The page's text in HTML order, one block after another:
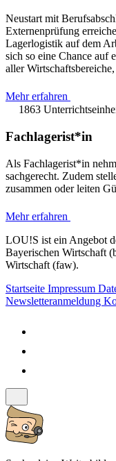
Neustart mit
Externenprüfung
Lagerlogistik auf dem
sich so eine Chance auf
aller
Mehr erfahren
1863
Fachlagerist*in
Als Fachlagerist*in
sachgerecht. Zudem
zusammen oder leiten
Mehr erfahren
LOU!S ist ein Angebot
Bayerischen Wirtschaft
Wirtschaft (faw).
Startseite Impressum
Newsletteranmeldung